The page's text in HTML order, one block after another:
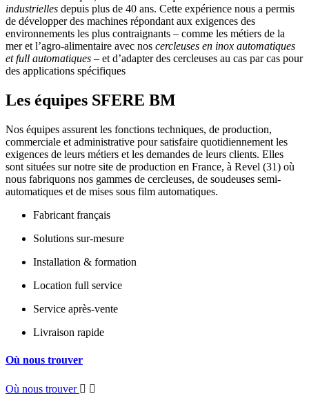
industrielles depuis plus de 40 ans. Cette expérience nous a permis
de développer des machines répondant aux exigences des
environnements les plus contraignants – comme les métiers de la
mer et l’agro-alimentaire avec nos cercleuses en inox automatiques
et full automatiques – et d’adapter des cercleuses au cas par cas pour
des applications spécifiques
Les équipes SFERE BM
Nos équipes assurent les fonctions techniques, de production,
commerciale et administrative pour satisfaire quotidiennement les
exigences de leurs métiers et les demandes de leurs clients. Elles
sont situées sur notre site de production en France, à Revel (31) où
nous fabriquons nos gammes de cercleuses, de soudeuses semi-
automatiques et de mises sous film automatiques.
Fabricant français
Solutions sur-mesure
Installation & formation
Location full service
Service après-vente
Livraison rapide
Où nous trouver
Où nous trouver  